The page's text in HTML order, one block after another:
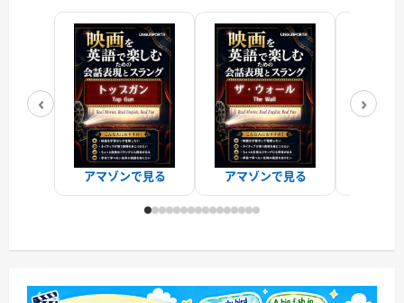
‹
アマゾンで見る アマゾンで見る
›